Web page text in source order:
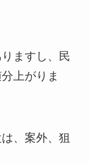
ますし、民
上がりま
、案外、狙